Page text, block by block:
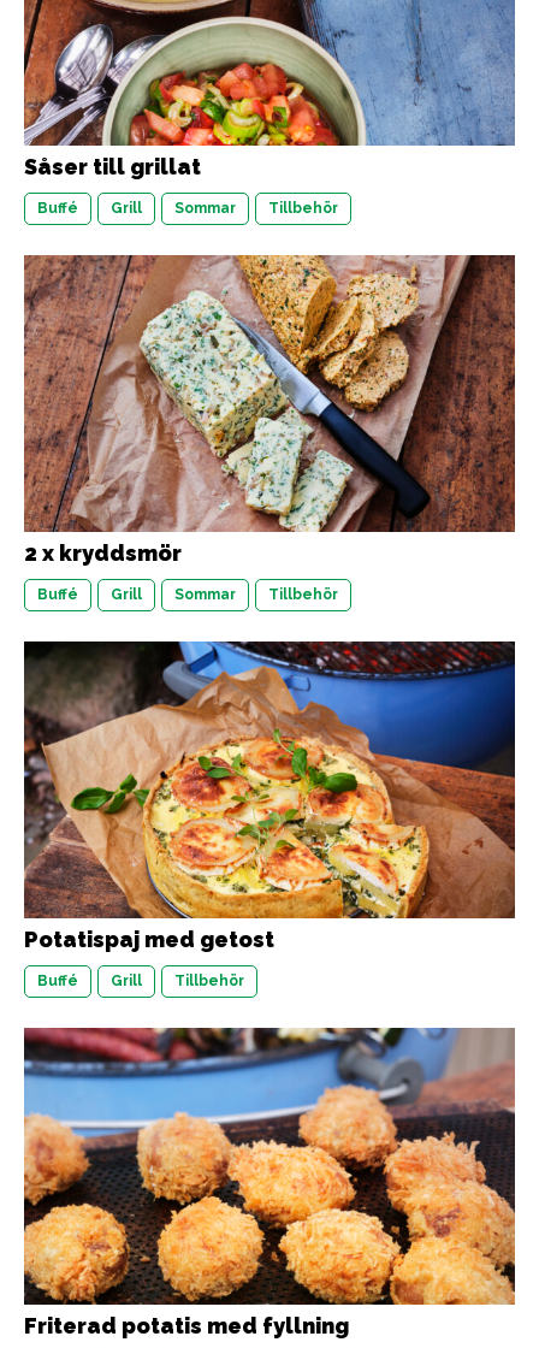
Såser till grillat
Buffé Grill Sommar Tillbehör
2 x kryddsmör
Buffé Grill Sommar Tillbehör
Potatispaj med getost
Buffé Grill Tillbehör
Friterad potatis med fyllning